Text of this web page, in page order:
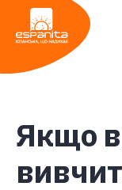
Якщо